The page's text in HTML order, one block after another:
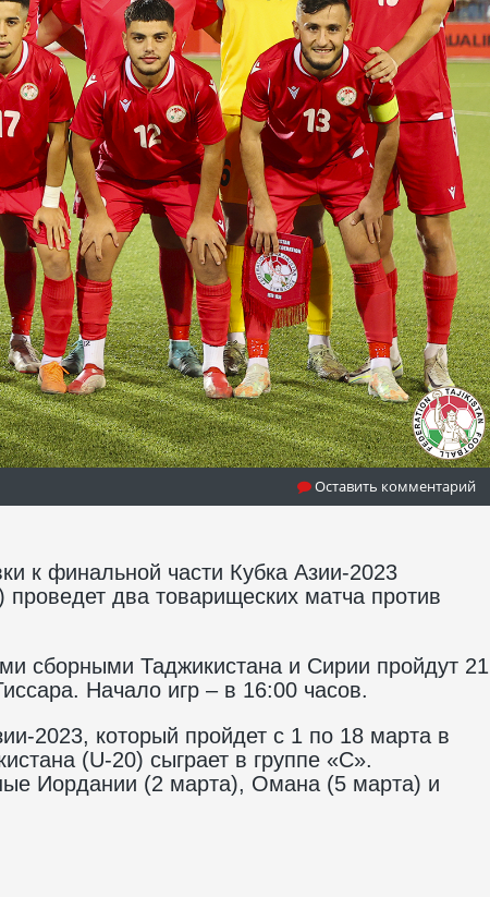
Оставить комментарий
к финальной части Кубка Азии-2023
два товарищеских матча против
сборными Таджикистана и Сирии пройдут 21
Начало игр – в 16:00 часов.
2023, который пройдет с 1 по 18 марта в
(U-20) сыграет в группе «С».
Иордании (2 марта), Омана (5 марта) и